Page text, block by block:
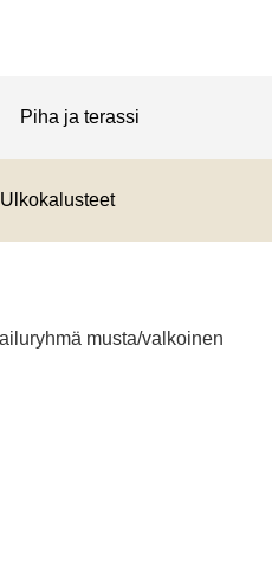
Piha ja terassi
Ulkokalusteet